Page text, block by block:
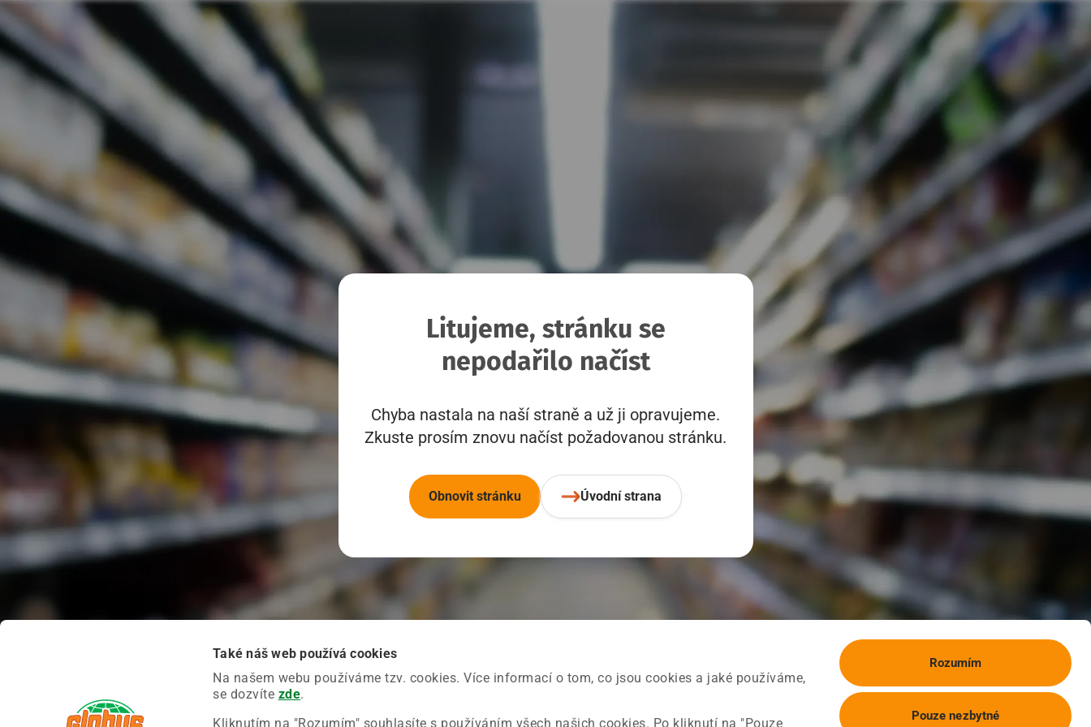
Také náš web používá cookies
Na našem webu používáme tzv. cookies. Více informací o tom, co jsou cookies a jaké používáme,
se dozvíte zde.
Kliknutím na "Rozumím" souhlasíte s používáním všech našich cookies. Po kliknutí na "Pouze
Rozumím
Pouze nezbytné
Litujeme, stránku se
nepodařilo načíst
Chyba nastala na naší straně a už ji opravujeme.
Zkuste prosím znovu načíst požadovanou stránku.
Obnovit stránku Úvodní strana